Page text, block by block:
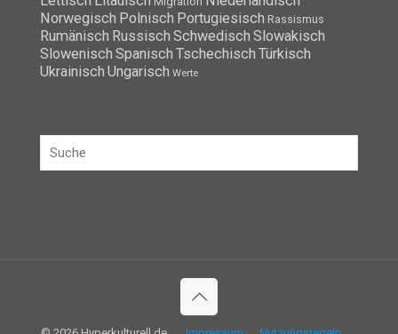
Norwegisch Polnisch Portugiesisch Rassismus
Rumänisch Russisch Schwedisch Slowakisch
Slowenisch Spanisch Tschechisch Türkisch
Ukrainisch Ungarisch Werte